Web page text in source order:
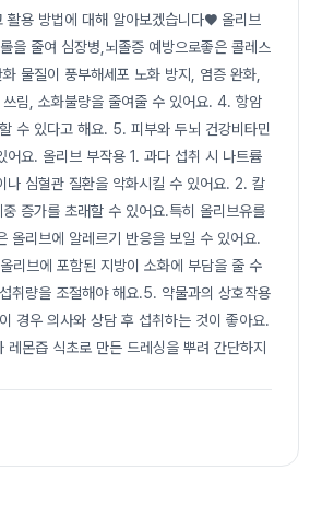
용 방법에 대해 알아보겠습니다♥ 올리브
을 줄여 심장병,뇌졸증 예방으로좋은 콜레스
물질이 풍부해세포 노화 방지, 염증 완화,
림, 소화불량을 줄여줄 수 있어요. 4. 항암
수 있다고 해요. 5. 피부와 두뇌 건강비타민
요. 올리브 부작용 1. 과다 섭취 시 나트륨
나 심혈관 질환을 악화시킬 수 있어요. 2. 칼
증가를 초래할 수 있어요.특히 올리브유를
올리브에 알레르기 반응을 보일 수 있어요.
리브에 포함된 지방이 소화에 부담을 줄 수
취량을 조절해야 해요.5. 약물과의 상호작용
경우 의사와 상담 후 섭취하는 것이 좋아요.
몬즙 식초로 만든 드레싱을 뿌려 간단하지